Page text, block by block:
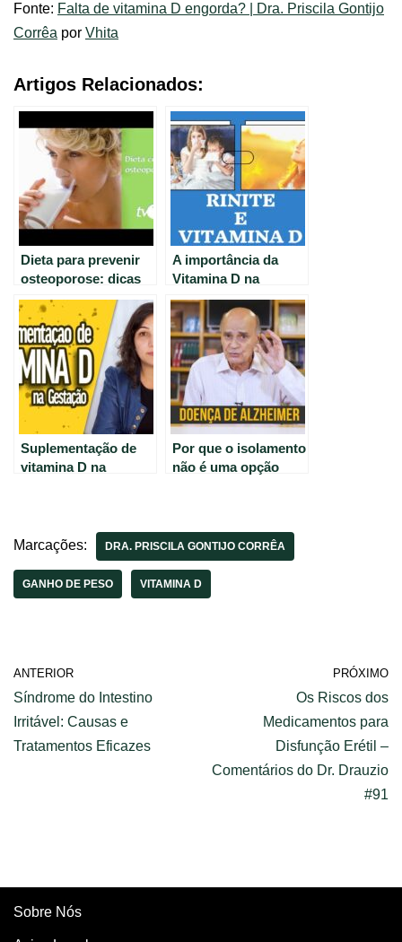
Fonte: Falta de vitamina D engorda? | Dra. Priscila Gontijo
Corrêa por Vhita
Artigos Relacionados:
Dieta para prevenir
osteoporose: dicas
para consumo de
cálcio e vitamina D.
A importância da
Vitamina D na
prevenção da Rinite
alérgica.
Suplementação de
vitamina D na
Friques
Por que o isolamento
não é uma opção
Marcações: DRA. PRISCILA GONTIJO CORRÊA
GANHO DE PESO VITAMINA D
ANTERIOR
Síndrome do Intestino
Irritável: Causas e
Tratamentos Eficazes
PRÓXIMO
Os Riscos dos
Medicamentos para
Disfunção Erétil –
Comentários do Dr. Drauzio
#91
Sobre Nós